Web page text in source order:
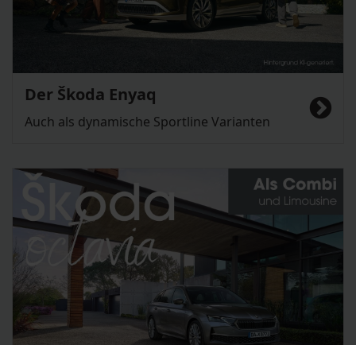
Der Škoda Enyaq
Auch als dynamische Sportline Varianten